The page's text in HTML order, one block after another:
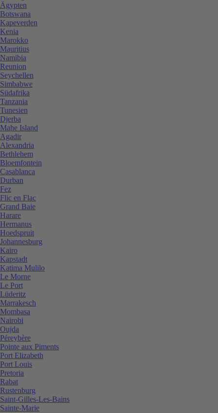
Ägypten
Botswana
Kapeverden
Kenia
Marokko
Mauritius
Namibia
Reunion
Seychellen
Simbabwe
Südafrika
Tanzania
Tunesien
Djerba
Mahe Island
Agadir
Alexandria
Bethlehem
Bloemfontein
Casablanca
Durban
Fez
Flic en Flac
Grand Baie
Harare
Hermanus
Hoedspruit
Johannesburg
Kairo
Kapstadt
Katima Mulilo
Le Morne
Le Port
Lüderitz
Marrakesch
Mombasa
Nairobi
Oujda
Péreybère
Pointe aux Piments
Port Elizabeth
Port Louis
Pretoria
Rabat
Rustenburg
Saint-Gilles-Les-Bains
Sainte-Marie